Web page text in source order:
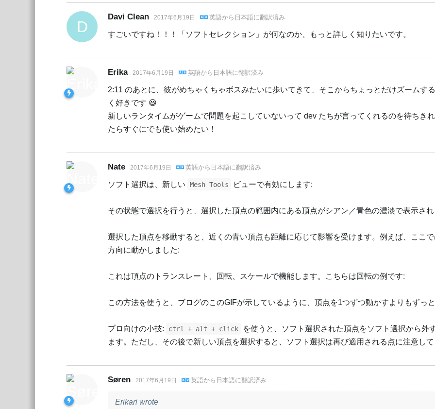
D
Davi Clean 2017年6月19日 英語から 日本語に翻訳済み
すごいですね！！！「ソフトセレクション」が何なのか、もっと詳しく知りたいです。
Erika 2017年6月19日 英語から 日本語に翻訳済み
2:11 のあとに、彼がめちゃくちゃボスみたいに歩いてきて、そこからちょっとだけズームす
く好きです 😃
新しいランタイムがゲームで問題を起こしていないって dev たちが言ってくれるのを待ちき
たらすぐにでも使い始めたい！
Nate 2017年6月19日 英語から 日本語に翻訳済み
ソフト選択は、新しい Mesh Tools ビューで有効にします:
その状態で選択を行うと、選択した頂点の範囲内にある頂点がシアン／青色の濃淡で表示され
選択した頂点を移動すると、近くの青い頂点も距離に応じて影響を受けます。例えば、ここ
方向に動かしました:
これは頂点のトランスレート、回転、スケールで機能します。こちらは回転の例です:
この方法を使うと、ブログのこのGIFが示しているように、頂点を1つずつ動かすよりもずっ
プロ向けの小技: ctrl + alt + click
を使うと、ソフト選択された頂点をソフト選択から外
ます。ただし、その後で新しい頂点を選択すると、ソフト選択は再び適用される点に注意して
Søren 2017年6月19日 英語から 日本語に翻訳済み
Erikari wrote